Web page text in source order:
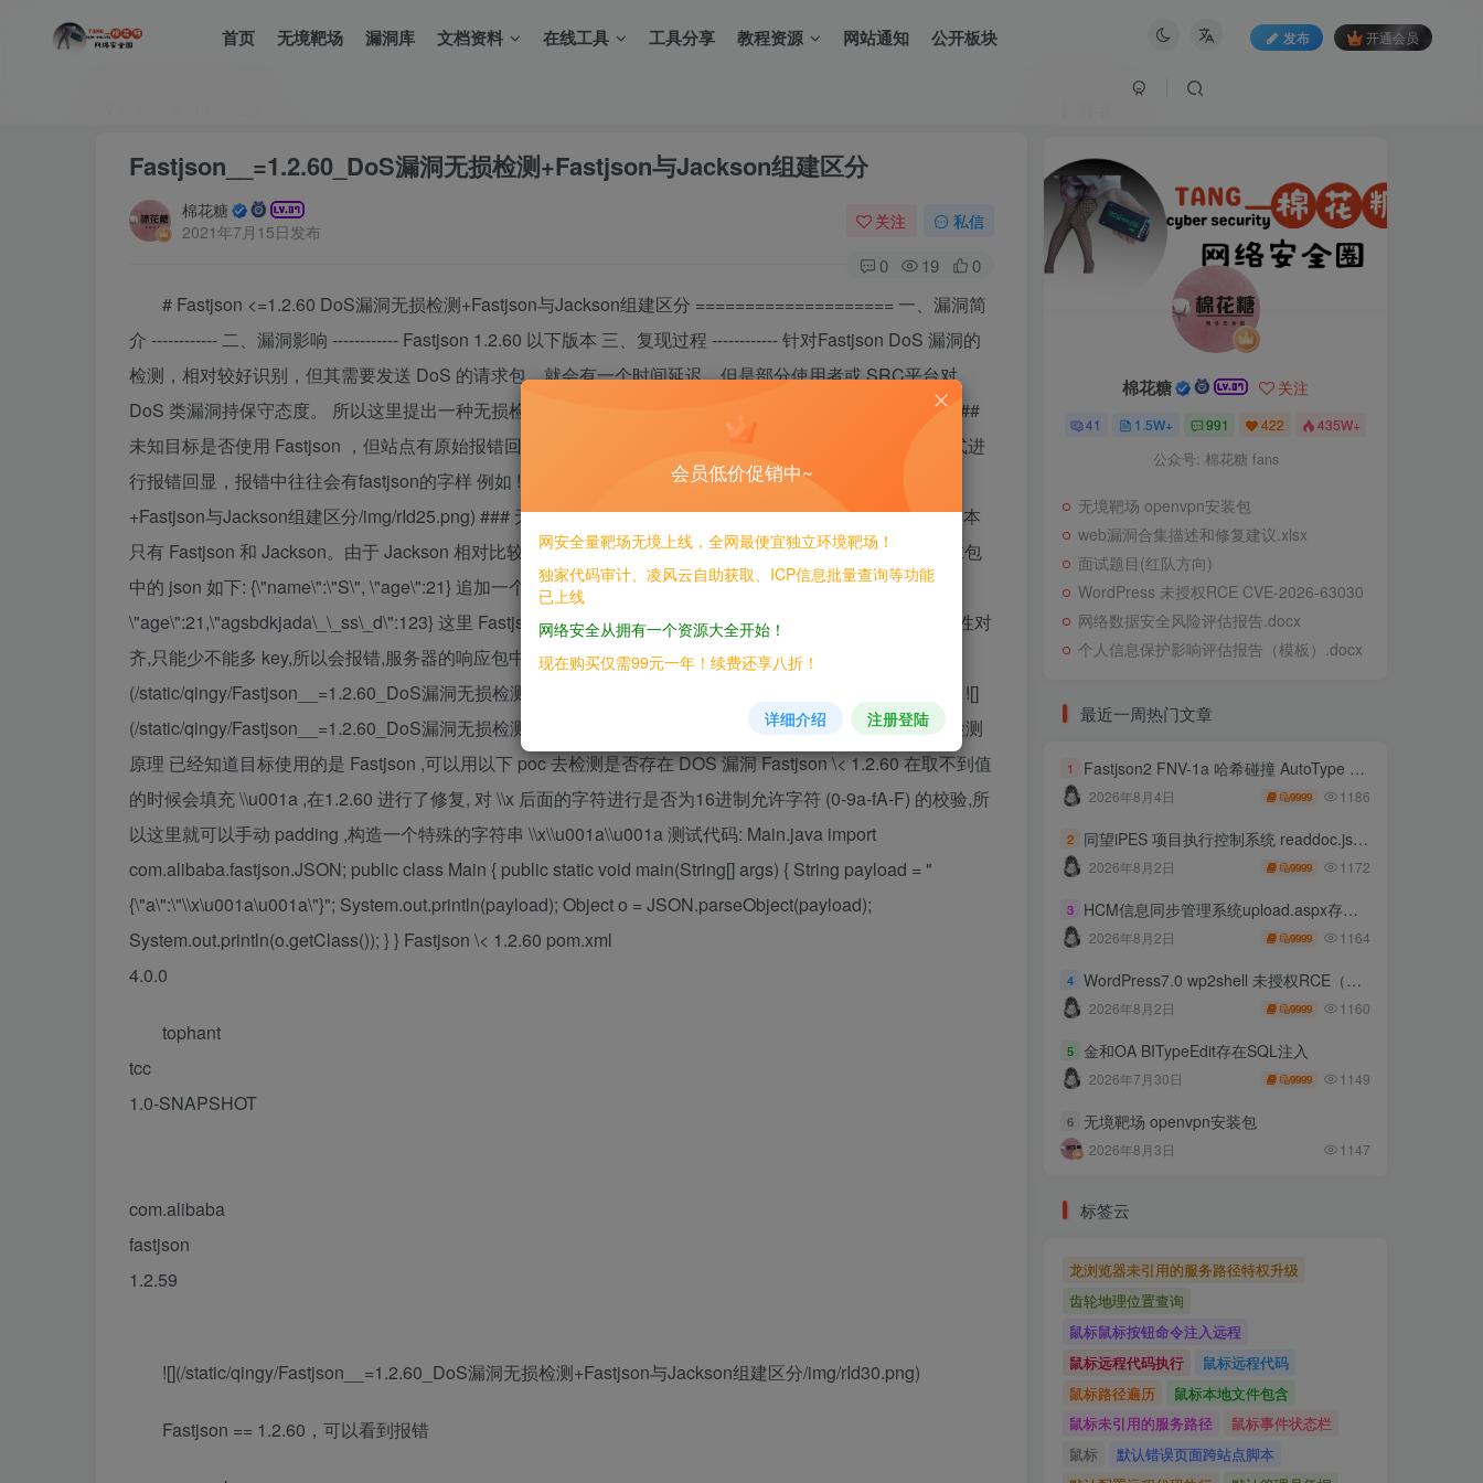
首页 无境靶场 漏洞库 文档资料 在线工具 工具分享 教程资源 网站通知 公开板块 发布 开通会员
Fastjson__=1.2.60_DoS漏洞无损检测+Fastjson与Jackson组建区分
棉花糖
2021年7月15日发布
关注 私信
0 19 0
# Fastjson <=1.2.60 DoS漏洞无损检测+Fastjson与Jackson组建区分 ==================== 一、漏洞简
介 ------------ 二、漏洞影响 ------------ Fastjson 1.2.60 以下版本 三、复现过程 ------------ 针对Fastjson DoS 漏洞的
检测，相对较好识别，但其需要发送 DoS 的请求包，就会有一个时间延迟，但是部分使用者或 SRC平台对
DoS 类漏洞持保守态度。 所以这里提出一种无损检测 Fastjson DoS 漏洞的方法。 首先有以下几种情况： ###
未知目标是否使用 Fastjson ，但站点有原始报错回显 如果站点有原始报错回显，可以用不闭合花括号的方式进
行报错回显，报错中往往会有fastjson的字样 例如 ![](/static/qingy/Fastjson__=1.2.60_DoS漏洞无损检测
+Fastjson与Jackson组建区分/img/rId25.png) ### 无回显，盲区分 Fastjson 和 Jackson Java 系 Json 处理基本
只有 Fastjson 和 Jackson。由于 Jackson 相对比较严格, 这里可以很好分辨出 Fastjson 和 Jackson 如果请求包
中的 json 如下: {\"name\":\"S\", \"age\":21} 追加一个随机 key ,修改 json 为 {\"name\":\"S\",
\"age\":21,\"agsbdkjada\_\_ss\_d\":123} 这里 Fastjson 是不会报错的, Jackson 因为强制 key 与 javabean 属性对
齐,只能少不能多 key,所以会报错,服务器的响应包中多少会有异常回显 Fastjson： ![]
(/static/qingy/Fastjson__=1.2.60_DoS漏洞无损检测+Fastjson与Jackson组建区分/img/rId27.png) Jackson： ![]
(/static/qingy/Fastjson__=1.2.60_DoS漏洞无损检测+Fastjson与Jackson组建区分/img/rId28.png) ### 无损检测
原理 已经知道目标使用的是 Fastjson ,可以用以下 poc 去检测是否存在 DOS 漏洞 Fastjson \< 1.2.60 在取不到值
的时候会填充 \\u001a ,在1.2.60 进行了修复, 对 \\x 后面的字符进行是否为16进制允许字符 (0-9a-fA-F) 的校验,所
以这里就可以手动 padding ,构造一个特殊的字符串 \\x\\u001a\\u001a 测试代码: Main.java import
com.alibaba.fastjson.JSON; public class Main { public static void main(String[] args) { String payload = "
{\"a\":\"\\x\u001a\u001a\"}"; System.out.println(payload); Object o = JSON.parseObject(payload);
System.out.println(o.getClass()); } } Fastjson \< 1.2.60 pom.xml
4.0.0
tophant
tcc
1.0-SNAPSHOT
com.alibaba
fastjson
1.2.59
![](/static/qingy/Fastjson__=1.2.60_DoS漏洞无损检测+Fastjson与Jackson组建区分/img/rId30.png)
Fastjson == 1.2.60，可以看到报错
棉花糖 关注
41 1.5W+ 991 422 435W+
公众号: 棉花糖 fans
无境靶场 openvpn安装包
web漏洞合集描述和修复建议.xlsx
面试题目(红队方向)
WordPress 未授权RCE CVE-2026-63030
网络数据安全风险评估报告.docx
个人信息保护影响评估报告（模板）.docx
最近一周热门文章
1 Fastjson2 FNV-1a 哈希碰撞 AutoType 绕过远程代码执行
2026年8月4日 9999 1186
2 同望iPES 项目执行控制系统 readdoc.jsp存在任意文件读取
2026年8月2日 9999 1172
3 HCM信息同步管理系统upload.aspx存在任意文件上传
2026年8月2日 9999 1164
4 WordPress7.0 wp2shell 未授权RCE（CVE-2026-63030 CVE-2026-60137）
2026年8月2日 9999 1160
5 金和OA BITypeEdit存在SQL注入
2026年7月30日 9999 1149
6 无境靶场 openvpn安装包
2026年8月3日 1147
标签云
龙浏览器未引用的服务路径特权升级
齿轮地理位置查询
鼠标鼠标按钮命令注入远程
鼠标远程代码执行
鼠标远程代码
鼠标路径遍历
鼠标本地文件包含
鼠标未引用的服务路径
鼠标事件状态栏
鼠标
默认错误页面跨站点脚本
会员低价促销中~
网安全量靶场无境上线，全网最便宜独立环境靶场！
独家代码审计、凌风云自助获取、ICP信息批量查询等功能
已上线
网络安全从拥有一个资源大全开始！
现在购买仅需99元一年！续费还享八折！
详细介绍 注册登陆